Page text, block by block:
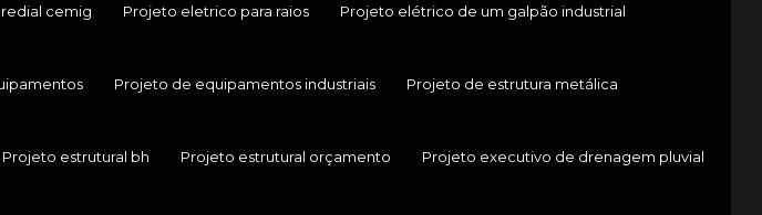
cemig Projeto eletrico para raios Projeto elétrico de um galpão industrial
Projeto de equipamentos industriais Projeto de estrutura metálica
Projeto estrutural bh Projeto estrutural orçamento Projeto executivo de drenagem pluvial